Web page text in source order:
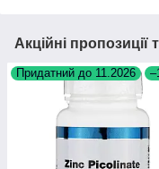
Акційні пропозиції
Придатний до 11.2026